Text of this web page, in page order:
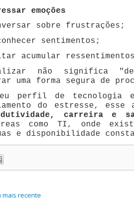
emoções
sobre frustrações;
sentimentos;
acumular
não significa
uma forma segura de
perfil de tecnologia
do estresse, esse
carreira e
como TI, onde
e disponibilidade
mais recente